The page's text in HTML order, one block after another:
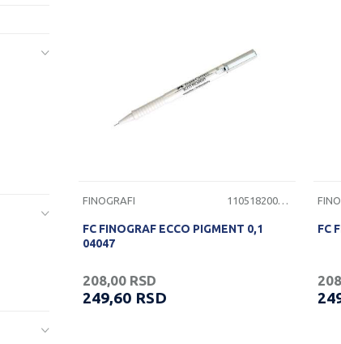
FINOGRAFI 1105182000100
FC FINOGRAF ECCO PIGMENT 0,1
04047
208,00 RSD
249,60 RSD
FC